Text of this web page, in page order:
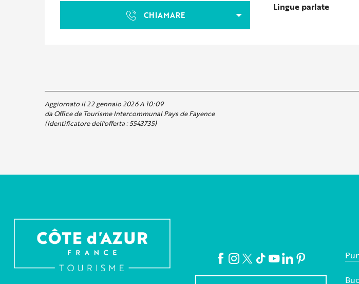
CHIAMARE
Lingue parlate
Lingue parlate
Aggiornato il 22 gennaio 2026 A 10:09
da Office de Tourisme Intercommunal Pays de Fayence
(Identificatore dell'offerta :5543735)